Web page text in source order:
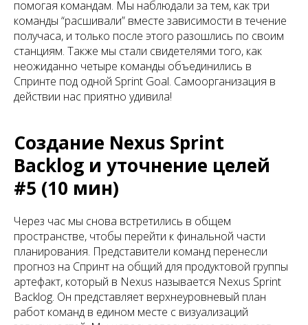
помогая командам. Мы наблюдали за тем, как три
команды “расшивали” вместе зависимости в течение
получаса, и только после этого разошлись по своим
станциям. Также мы стали свидетелями того, как
неожиданно четыре команды объединились в
Спринте под одной Sprint Goal. Самоорганизация в
действии нас приятно удивила!
Создание Nexus Sprint
Backlog и уточнение целей
#5 (10 мин)
Через час мы снова встретились в общем
пространстве, чтобы перейти к финальной части
планирования. Представители команд перенесли
прогноз на Спринт на общий для продуктовой группы
артефакт, который в Nexus называется Nexus Sprint
Backlog. Он представляет верхнеуровневый план
работ команд в едином месте с визуализаций